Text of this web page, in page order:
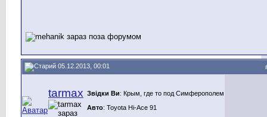
05.12.2013, 00:01
tarmax Звідки Ви: Крым, где то под Симферополем
Авто: Toyota Hi-Ace 91